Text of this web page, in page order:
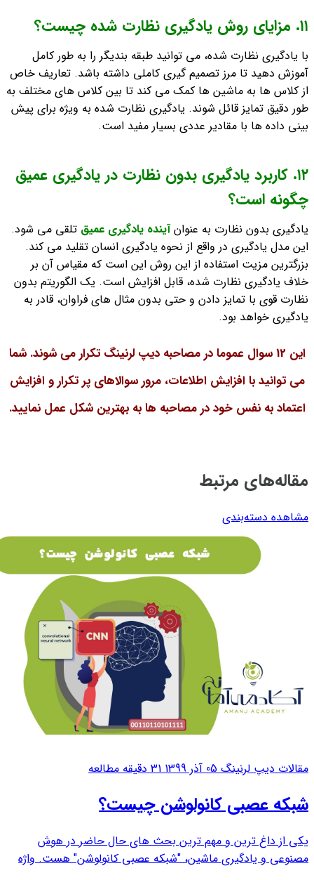
١١. مزایای روش یادگیری نظارت شده چیست؟
با یادگیری نظارت شده، می توانید طبقه بندیگر را به طور کامل
آموزش دهید تا مرز تصمیم گیری کاملی داشته باشد. تعاریف خاص
از کلاس ها به ماشین ها کمک می کند تا بین کلاس های مختلف به
طور دقیق تمایز قائل شوند. یادگیری نظارت شده به ویژه برای پیش
بینی داده ها با مقادیر عددی بسیار مفید است.
١٢. کاربرد یادگیری بدون نظارت در یادگیری عمیق
چگونه است؟
یادگیری بدون نظارت به عنوانآینده یادگیری عمیق تلقی می شود.
این مدل یادگیری در واقع از نحوه یادگیری انسان تقلید می کند.
بزرگترین مزیت استفاده از این روش این است که مقیاس آن بر
خلاف یادگیری نظارت شده، قابل افزایش است. یک الگوریتم بدون
نظارت قوی با تمایز دادن و حتی بدون مثال های فراوان، قادر به
یادگیری خواهد بود.
این 12 سوال عموما در مصاحبه دیپ لرنینگ تکرار می شوند. شما
می توانید با افزایش اطلاعات، مرور سوالاهای پر تکرار و افزایش
اعتماد به نفس خود در مصاحبه ها به بهترین شکل عمل نمایید.
مقاله‌های مرتبط
مشاهده دسته‌بندی
مقالات دیپ لرنینگ 05 آذر 1399 31 دقیقه مطالعه
شبکه عصبی کانولوشن چیست؟
یکی از داغ ترین و مهم ترین بحث های حال حاضر در هوش
مصنوعی و یادگیری ماشین، "شبکه عصبی کانولوشن" هست. واژه